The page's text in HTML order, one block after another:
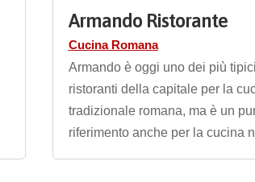
Armando Ristorante
Cucina Romana
Armando è oggi uno dei più tipici
ristoranti della capitale per la
tradizionale romana, ma è un
riferimento anche per la cucina